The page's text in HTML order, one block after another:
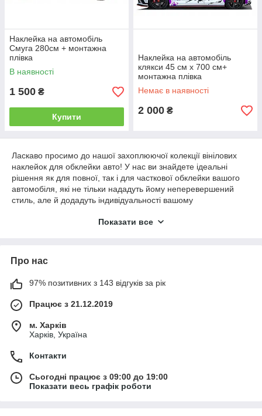
Наклейка на автомобіль
Смуга 280см + монтажна
плівка
В наявності
1 500 ₴
Купити
Наклейка на автомобіль
клякси 45 см x 700 см+
монтажна плівка
Немає в наявності
2 000 ₴
Ласкаво просимо до нашої захоплюючої колекції вінілових
наклейок для обклейки авто! У нас ви знайдете ідеальні
рішення як для повної, так і для часткової обклейки вашого
автомобіля, які не тільки нададуть йому неперевершений
стиль, але й додадуть індивідуальності вашому
Наші вінілові наклейки виготовлені з високоякісних
безлічі унікальних дизайнів, кольорів і стилів, щоб створити
індивідуальності.
Чи ви шукаєте яскраві і екстравагантні малюнки для
ефектного зовнішнього вигляду, або вам подобається більш
стриманий і класичний стиль? У нашому асортименті ви
знайдете все, що потрібно, аби зробити ваш автомобіль
Повністю обклейте свій автомобіль від бампера до бампера,
або виберіть часткову обклейку, щоб виділити окремі деталі
або зони. Наші вінілові наклейки легко наносяться і
видаляються без пошкодження лакофарбового покриття, що
Показати все
Про нас
97% позитивних з 143 відгуків за рік
Працює з 21.12.2019
м. Харків
Харків, Україна
Контакти
Сьогодні працює з 09:00 до 19:00
Показати весь графік роботи